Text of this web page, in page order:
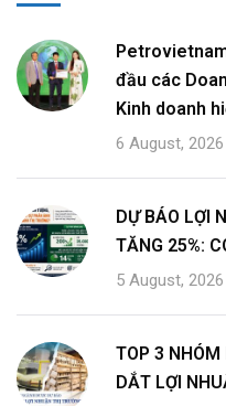
đầu các
Kinh doanh
6 August, 2026
DỰ BÁO LỢI
TĂNG 25%:
5 August, 2026
TOP 3
DẮT LỢI